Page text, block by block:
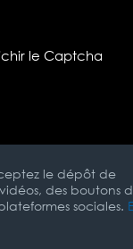
le dépôt de
des boutons
sociales.